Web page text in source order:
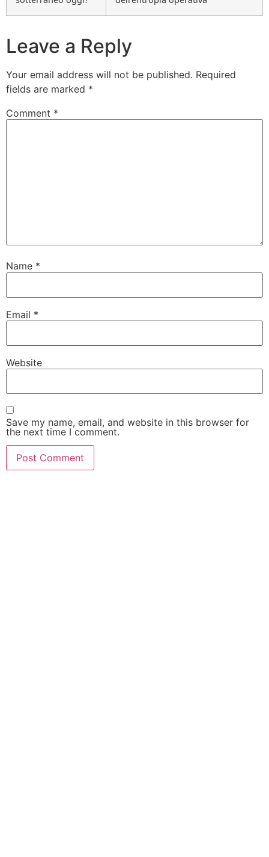
Leave a Reply
Your email address will not be published. Required
fields are marked *
Comment *
Name *
Email *
Website
Save my name, email, and website in this browser for
the next time I comment.